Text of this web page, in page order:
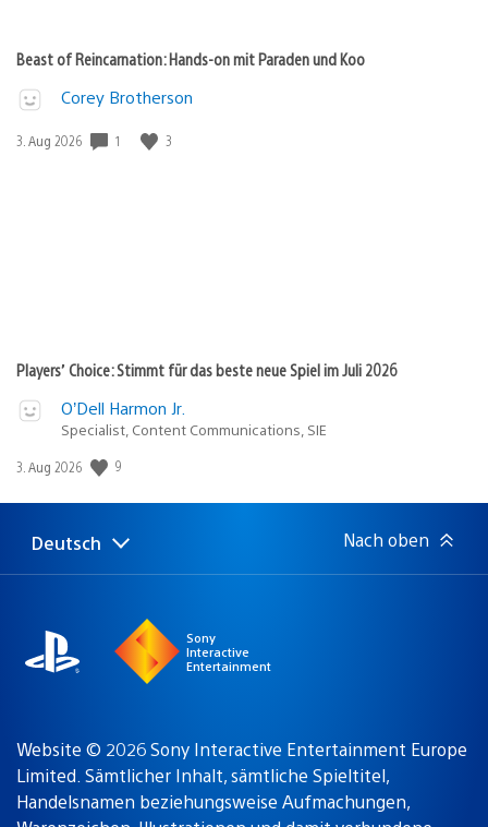
Beast of Reincarnation: Hands-on mit Paraden und Koo
Corey Brotherson
Veröffentlichungsdatum:
3. Aug 2026 1 3
Players’ Choice: Stimmt für das beste neue Spiel im Juli 2026
O’Dell Harmon Jr.
Specialist, Content Communications, SIE
Veröffentlichungsdatum:
3. Aug 2026 9
Select
a
Aktuelle
Region:
Deutsch Nach oben
Sony
Interactive
Entertainment
Website © 2026 Sony Interactive Entertainment Europe
Limited. Sämtlicher Inhalt, sämtliche Spieltitel,
Handelsnamen beziehungsweise Aufmachungen,